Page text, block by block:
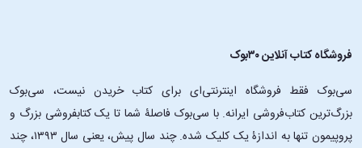
فروشگاه کتاب آنلاین ۳۰بوک
سی‌بوک فقط فروشگاه اینترنتی‌ای برای کتاب خریدن نیست، سی‌بوک
بزرگ‌ترین کتاب‌فروشی ایرانه. با سی‌بوک فاصلۀ شما تا یک کتابفروشی بزرگ و
پروپیمون تنها به اندازۀ یک کلیک شده. چند سال پیش، یعنی سال ۱۳۹۳، چند